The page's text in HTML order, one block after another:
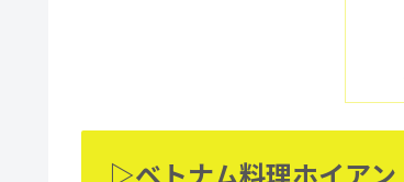
▷ベトナム料理ホイアン